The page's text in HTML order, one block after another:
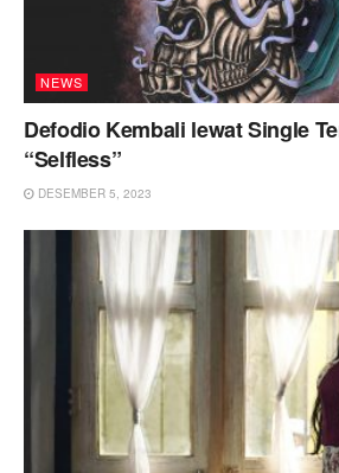
NEWS
Defodio Kembali lewat Single
“Selfless”
DESEMBER 5, 2023